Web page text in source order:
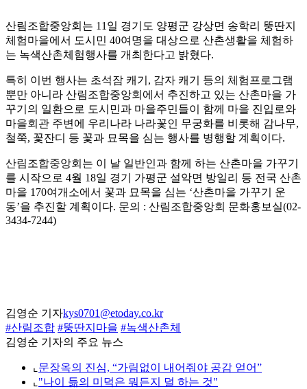
산림조합중앙회는 11일 경기도 양평군 강상면 송학리 뚱딴지
체험마을에서 도시민 40여명을 대상으로 산촌생활을 체험하
는 녹색산촌체험행사를 개최한다고 밝혔다.
특히 이번 행사는 초석잠 캐기, 감자 캐기 등의 체험프로그램
뿐만 아니라 산림조합중앙회에서 추진하고 있는 산촌마을 가
꾸기의 일환으로 도시민과 마을주민들이 함께 마을 진입로와
마을회관 주변에 우리나라 나라꽃인 무궁화를 비롯해 감나무,
철쭉, 꽃잔디 등 꽃과 묘목을 심는 행사를 병행할 계획이다.
산림조합중앙회는 이 날 일반인과 함께 하는 산촌마을 가꾸기
를 시작으로 4월 18일 경기 가평군 설악면 방일리 등 전국 산촌
마을 170여개소에서 꽃과 묘목을 심는 ‘산촌마을 가꾸기 운
동’을 추진할 계획이다. 문의 : 산림조합중앙회 문화홍보실(02-
3434-7244)
김영순 기자kys0701@etoday.co.kr
#산림조합 #뚱딴지마을 #녹색산촌체
김영순 기자의 주요 뉴스
⌞ 문장옥의 진심, “가림없이 내어줘야 공감 얻어”
⌞ "나이 듦의 미덕은 뭐든지 덜 하는 것"